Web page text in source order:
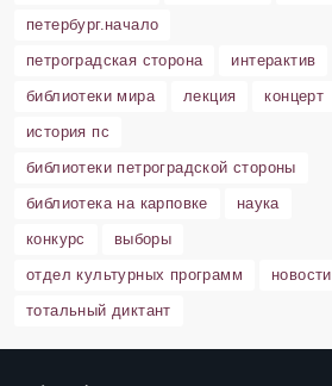
петербург.начало
петроградская сторона
интерактив
библиотеки мира
лекция
концерт
история пс
библиотеки петроградской стороны
библиотека на карповке
наука
конкурс
выборы
отдел культурных программ
новости
тотальный диктант